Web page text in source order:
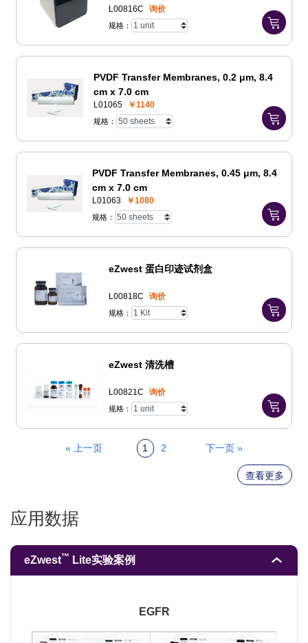
L00816C 询价
规格：
PVDF Transfer Membranes, 0.2 μm, 8.4
cm x 7.0 cm
L01065 ￥1140
规格：
PVDF Transfer Membranes, 0.45 μm, 8.4
cm x 7.0 cm
L01063 ￥1080
规格：
eZwest 蛋白印迹试剂盒
L00818C 询价
规格：
eZwest 清洗槽
L00821C 询价
规格：
« 上一页 1 2 下一页 »
查看更多
应用数据
eZwest™ Lite实验案例
EGFR